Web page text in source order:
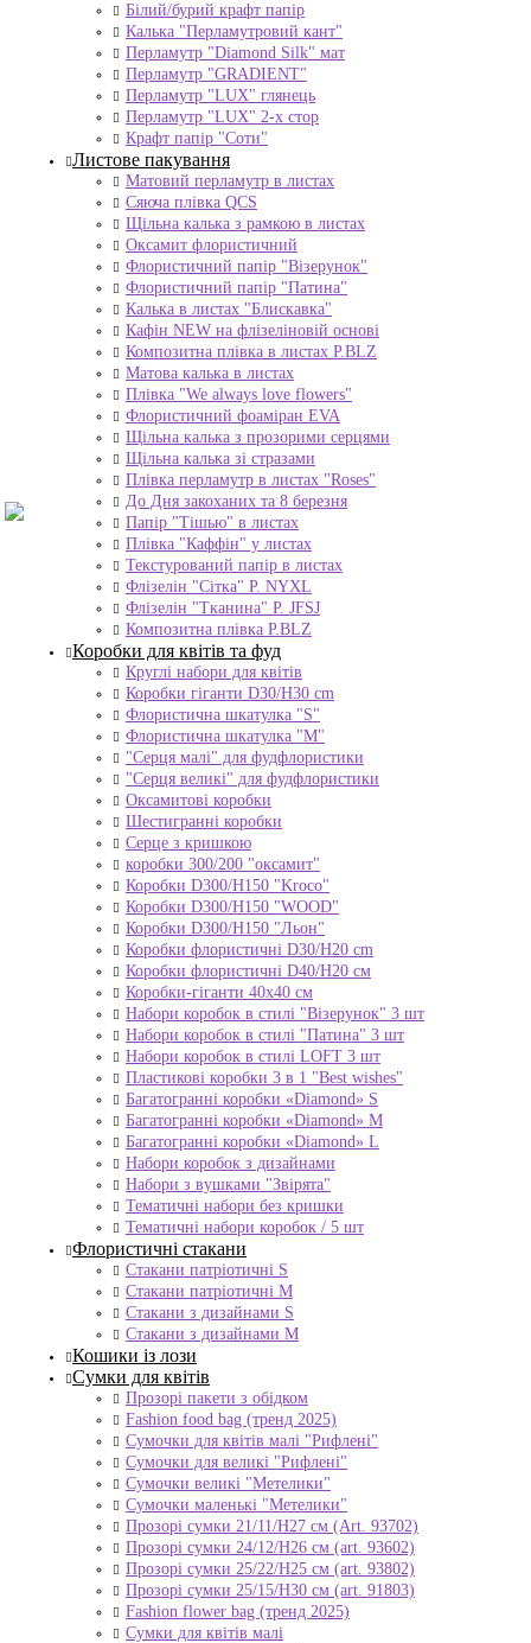
Білий/бурий крафт папір
Калька "Перламутровий кант"
Перламутр "Diamond Silk" мат
Перламутр "GRADIENT"
Перламутр "LUX" глянець
Перламутр "LUX" 2-х стор
Крафт папір "Соти"
Листове пакування
Матовий перламутр в листах
Сяюча плівка QCS
Щільна калька з рамкою в листах
Оксамит флористичний
Флористичний папір "Візерунок"
Флористичний папір "Патина"
Калька в листах "Блискавка"
Кафін NEW на флізеліновій основі
Композитна плівка в листах Р.BLZ
Матова калька в листах
Плівка "We always love flowers"
Флористичний фоаміран EVA
Щільна калька з прозорими серцями
Щільна калька зі стразами
Плівка перламутр в листах "Roses"
До Дня закоханих та 8 березня
Папір "Тішью" в листах
Плівка "Каффін" у листах
Текстурований папір в листах
Флізелін "Сітка" P. NYXL
Флізелін "Тканина" P. JFSJ
Композитна плівка Р.BLZ
Коробки для квітів та фуд
Круглі набори для квітів
Коробки гіганти D30/H30 cm
Флористична шкатулка "S"
Флористична шкатулка "М"
"Серця малі" для фудфлористики
"Серця великі" для фудфлористики
Оксамитові коробки
Шестигранні коробки
Серце з кришкою
коробки 300/200 "оксамит"
Коробки D300/H150 "Kroco"
Коробки D300/H150 "WOOD"
Коробки D300/H150 "Льон"
Коробки флористичні D30/H20 cm
Коробки флористичні D40/H20 cм
Коробки-гіганти 40x40 см
Набори коробок в стилі "Візерунок" 3 шт
Набори коробок в стилі "Патина" 3 шт
Набори коробок в стилі LOFT 3 шт
Пластикові коробки 3 в 1 "Best wishes"
Багатогранні коробки «Diamond» S
Багатогранні коробки «Diamond» M
Багатогранні коробки «Diamond» L
Набори коробок з дизайнами
Набори з вушками "Звірята"
Тематичні набори без кришки
Тематичні набори коробок / 5 шт
Флористичні стакани
Стакани патріотичні S
Стакани патріотичні М
Стакани з дизайнами S
Стакани з дизайнами М
Кошики із лози
Сумки для квітів
Прозорі пакети з обідком
Fashion food bag (тренд 2025)
Сумочки для квітів малі "Рифлені"
Сумочки для великі "Рифлені"
Сумочки великі "Метелики"
Сумочки маленькі "Метелики"
Прозорі сумки 21/11/H27 см (Art. 93702)
Прозорі сумки 24/12/Н26 см (art. 93602)
Прозорі сумки 25/22/Н25 см (art. 93802)
Прозорі сумки 25/15/Н30 см (art. 91803)
Fashion flower bag (тренд 2025)
Сумки для квітів малі